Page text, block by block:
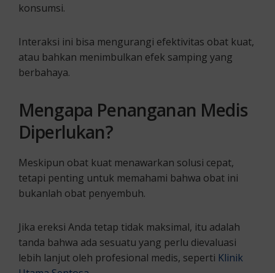
konsumsi.
Interaksi ini bisa mengurangi efektivitas obat kuat,
atau bahkan menimbulkan efek samping yang
berbahaya.
Mengapa Penanganan Medis
Diperlukan?
Meskipun obat kuat menawarkan solusi cepat,
tetapi penting untuk memahami bahwa obat ini
bukanlah obat penyembuh.
Jika ereksi Anda tetap tidak maksimal, itu adalah
tanda bahwa ada sesuatu yang perlu dievaluasi
lebih lanjut oleh profesional medis, seperti Klinik